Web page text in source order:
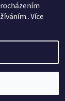
Více